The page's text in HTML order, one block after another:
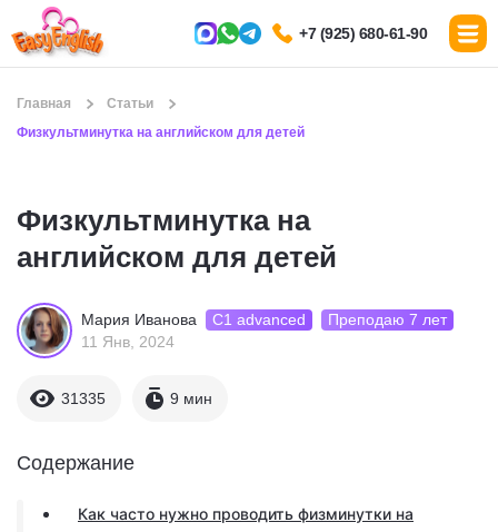
+7 (925) 680-61-90
Главная
Статьи
Физкультминутка на английском для детей
Физкультминутка на
английском для детей
Мария Иванова С1 advanced
Преподаю 7 лет
11 Янв, 2024
31335 9 мин
Содержание
Как часто нужно проводить физминутки на